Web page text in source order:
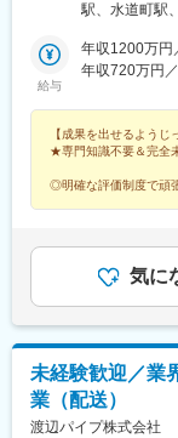
千葉県：千葉
三重県：四日
川県：金沢市
県：奈良市■
島根県：松江
市■徳島県：
知市▽九州■福
駅、水道町駅
給与
年収1200万円
年収720万円
【成果を出せるようじ
★専門知識不要＆完全
◎明確な評価制度で頑
気に
未経験歓迎／業
業（配送）
渡辺パイプ株式会社